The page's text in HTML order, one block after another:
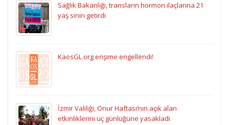
Sağlık Bakanlığı, transların hormon ilaçlarına 21
yaş sınırı getirdi
KaosGL.org erişime engellendi!
İzmir Valiliği, Onur Haftası’nın açık alan
etkinliklerini üç günlüğüne yasakladı